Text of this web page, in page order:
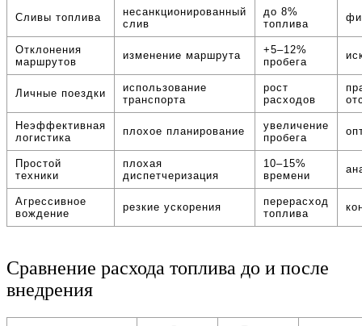
Сливы топлива
несанкционированный
слив
до 8%
топлива
Отклонения
маршрутов
изменение маршрута
+5–12%
пробега
Личные поездки
использование
транспорта
рост
расходов
Неэффективная
логистика
плохое планирование
увеличение
пробега
Простой
техники
плохая
диспетчеризация
10–15%
времени
Агрессивное
вождение
резкие ускорения
перерасход
топлива
Сравнение расхода топлива до и после
внедрения